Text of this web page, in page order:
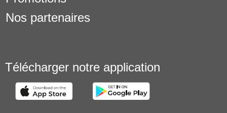
Nos partenaires
Télécharger notre application